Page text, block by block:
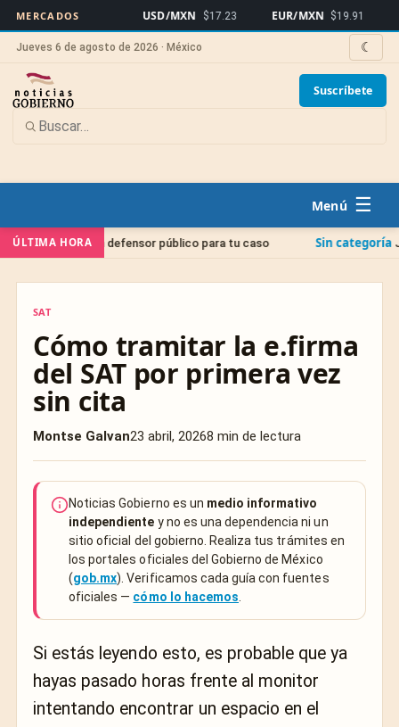
MERCADOS USD/MXN $17.23 EUR/MXN $19.91
Jueves 6 de agosto de 2026 · México ☾
Suscríbete
☰
ÚLTIMA HORA
defensor público para tu caso Sin categoría Juicio de
SAT
Cómo tramitar la e.firma
del SAT por primera vez
sin cita
Montse Galvan23 abril, 20268 min de lectura
Noticias Gobierno es un medio informativo
independiente y no es una dependencia ni un
sitio oficial del gobierno. Realiza tus trámites en
los portales oficiales del Gobierno de México
(gob.mx). Verificamos cada guía con fuentes
oficiales — cómo lo hacemos
Si estás leyendo esto, es probable que ya
hayas pasado horas frente al monitor
intentando encontrar un espacio en el